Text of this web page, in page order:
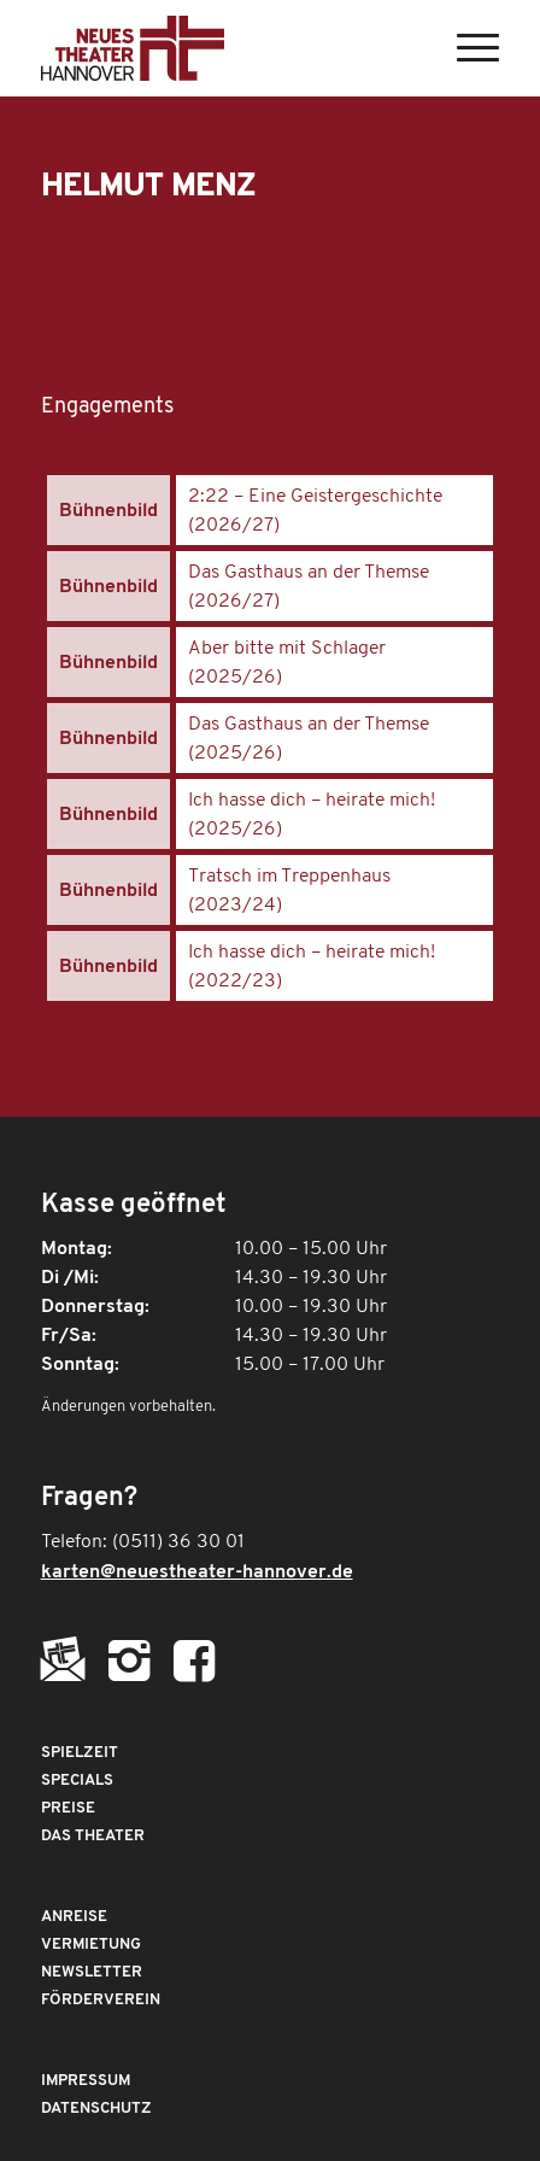
HELMUT MENZ
Engagements
Bühnenbild
2:22 – Eine Geistergeschichte
(2026/27)
Bühnenbild
Das Gasthaus an der Themse
(2026/27)
Bühnenbild
Aber bitte mit Schlager
(2025/26)
Bühnenbild
Das Gasthaus an der Themse
(2025/26)
Bühnenbild
Ich hasse dich – heirate mich!
(2025/26)
Bühnenbild
Tratsch im Treppenhaus
(2023/24)
Bühnenbild
Ich hasse dich – heirate mich!
(2022/23)
Kasse geöffnet
Montag:
10.00 – 15.00 Uhr
Di /Mi:
14.30 – 19.30 Uhr
Donnerstag:
10.00 – 19.30 Uhr
Fr/Sa:
14.30 – 19.30 Uhr
Sonntag:
15.00 – 17.00 Uhr
Änderungen vorbehalten.
Fragen?
Telefon: (0511) 36 30 01
karten@neuestheater-hannover.de
SPIELZEIT
SPECIALS
PREISE
DAS THEATER
ANREISE
VERMIETUNG
NEWSLETTER
FÖRDERVEREIN
IMPRESSUM
DATENSCHUTZ